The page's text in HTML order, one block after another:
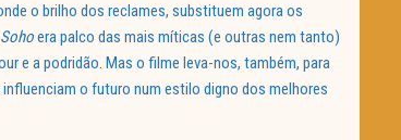
o brilho dos reclames, substituem agora os
Sohoera palco das mais míticas (e outras nem tanto)
e a podridão. Mas o filme leva-nos, também, para
o futuro num estilo digno dos melhores